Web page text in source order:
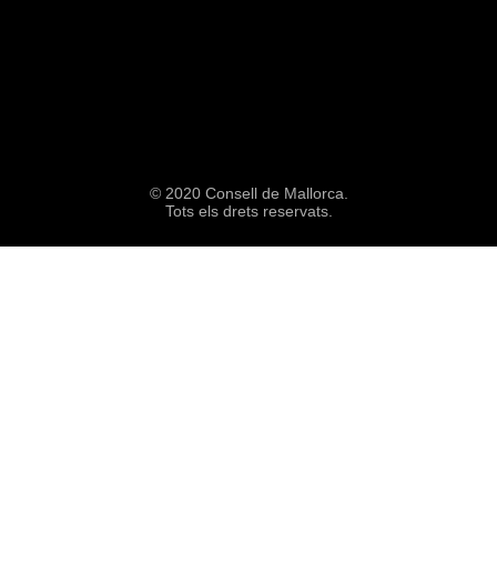
© 2020 Consell de Mallorca.
Tots els drets reservats.